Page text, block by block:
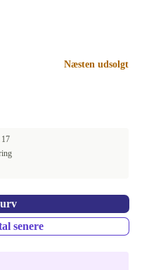
Næsten udsolgt
17
senere